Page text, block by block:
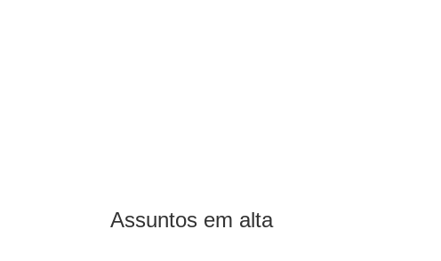
Assuntos em alta